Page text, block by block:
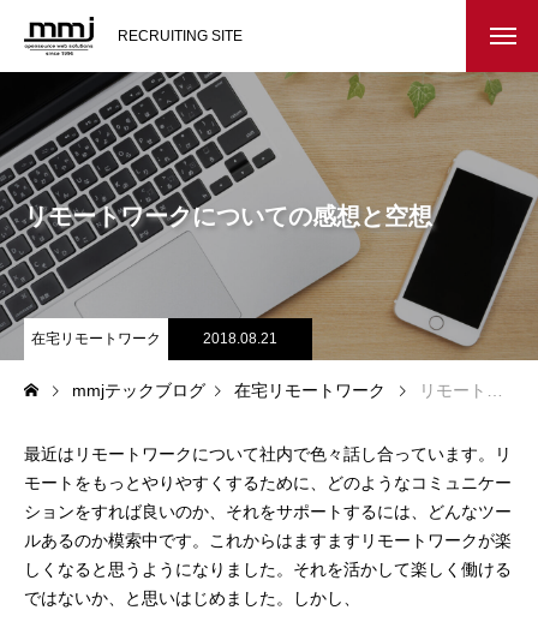
RECRUITING SITE
会社を知る
メッセージ
会社概要
インタビュー
スタッフ紹介
仕事を知る
教務システム開発
不動産システム開発
プログラマーの1週間
リモートワークについての感想と空想
在宅リモートワーク 2018.08.21
mmjテックブログ 在宅リモートワーク リモートワークについての感想と空想
最近はリモートワークについて社内で色々話し合っています。リ
モートをもっとやりやすくするために、どのようなコミュニケー
ションをすれば良いのか、それをサポートするには、どんなツー
ルあるのか模索中です。これからはますますリモートワークが楽
しくなると思うようになりました。それを活かして楽しく働ける
ではないか、と思いはじめました。しかし、